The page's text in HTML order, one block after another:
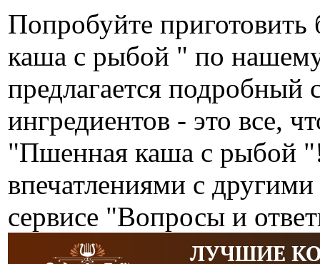
Попробуйте
каша с рыбой " по
предлагается подробный
ингредиентов - это все,
"Пшенная каша с рыбой
впечатлениями с
сервисе "Вопросы и